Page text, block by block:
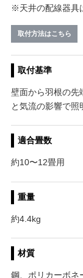
※天井の配線器具
取付方法はこちら
取付基準
壁面から羽根の先
と気流の影響で照
適合畳数
約10〜12畳用
重量
約4.4kg
材質
鋼、ポリカーボネ